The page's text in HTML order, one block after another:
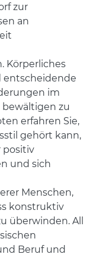
zur
an
Körperliches
entscheidende
im
zu
erfahren Sie,
gehört kann,
positiv
und sich
Menschen,
konstruktiv
überwinden. All
Beruf und